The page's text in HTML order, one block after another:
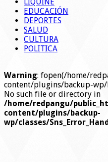
EDUCACIÓN
DEPORTES
SALUD
CULTURA
POLITICA
Warning: fopen(/home/
content/plugins/backup-
No such file or directory in
/home/redpangu/
content/plugins/backup-
wp/classes/